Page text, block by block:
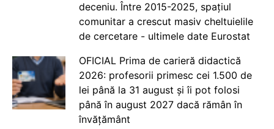
deceniu. Între 2015-2025, spațiul
comunitar a crescut masiv cheltuielile
de cercetare - ultimele date Eurostat
OFICIAL Prima de carieră didactică
2026: profesorii primesc cei 1.500 de
lei până la 31 august și îi pot folosi
până în august 2027 dacă rămân în
învățământ